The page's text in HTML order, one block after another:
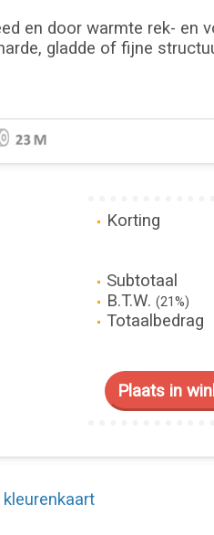
en door warmte rek- en
gladde of fijne
Korting
Subtotaal
B.T.W. (21%)
Totaalbedrag
kleurenkaart